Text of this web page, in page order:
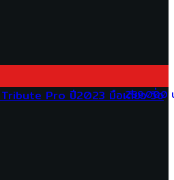
289,000
Pro ปี2023 มือเดียว วิ่ง